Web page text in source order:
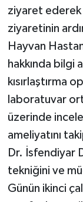
ziyaret ederek
ziyaretinin
Hayvan
hakkında bilgi
kısırlaştırma
laboratuvar
üzerinde
ameliyatını
Dr. İsfendiyar
tekniğini ve
Günün ikinci